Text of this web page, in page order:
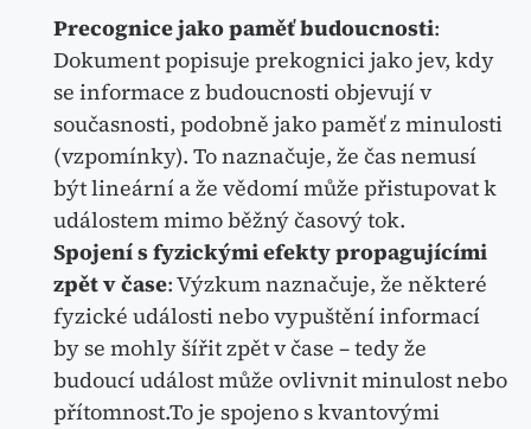
Precognice jako paměť budoucnosti:
Dokument popisuje prekognici jako jev, kdy
se informace z budoucnosti objevují v
současnosti, podobně jako paměť z minulosti
(vzpomínky). To naznačuje, že čas nemusí
být lineární a že vědomí může přistupovat k
událostem mimo běžný časový tok.
Spojení s fyzickými efekty propagujícími
zpět v čase: Výzkum naznačuje, že některé
fyzické události nebo vypuštění informací
by se mohly šířit zpět v čase – tedy že
budoucí událost může ovlivnit minulost nebo
přítomnost.To je spojeno s kvantovými